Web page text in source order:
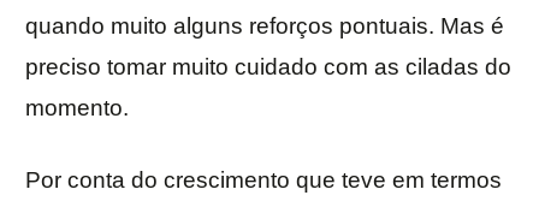
quando muito alguns reforços pontuais. Mas é
preciso tomar muito cuidado com as ciladas do
momento.
Por conta do crescimento que teve em termos